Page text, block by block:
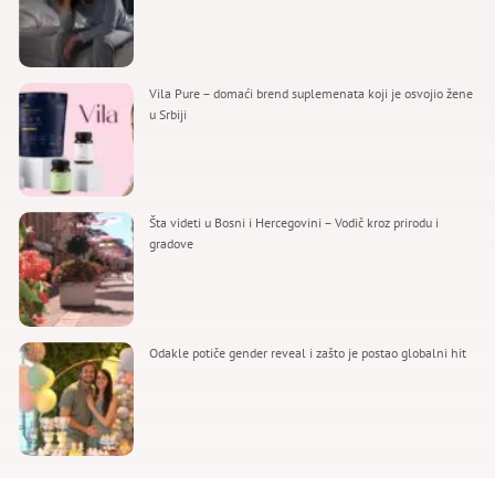
Vila Pure – domaći brend suplemenata koji je osvojio žene
u Srbiji
Šta videti u Bosni i Hercegovini – Vodič kroz prirodu i
gradove
Odakle potiče gender reveal i zašto je postao globalni hit